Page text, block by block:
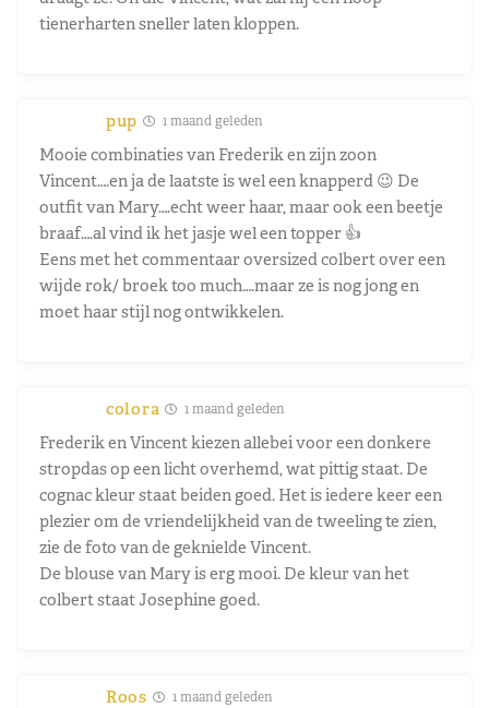
tienerharten sneller laten kloppen.
pup 1 maand geleden
Mooie combinaties van Frederik en zijn zoon
Vincent….en ja de laatste is wel een knapperd 😉 De
outfit van Mary….echt weer haar, maar ook een beetje
braaf….al vind ik het jasje wel een topper 👍
Eens met het commentaar oversized colbert over een
wijde rok/ broek too much….maar ze is nog jong en
moet haar stijl nog ontwikkelen.
colora 1 maand geleden
Frederik en Vincent kiezen allebei voor een donkere
stropdas op een licht overhemd, wat pittig staat. De
cognac kleur staat beiden goed. Het is iedere keer een
plezier om de vriendelijkheid van de tweeling te zien,
zie de foto van de geknielde Vincent.
De blouse van Mary is erg mooi. De kleur van het
colbert staat Josephine goed.
Roos 1 maand geleden